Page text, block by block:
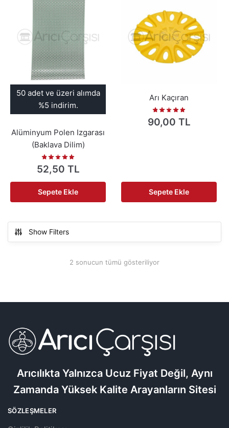
50 adet ve üzeri alımda
%5 indirim.
Alüminyum Polen Izgarası
(Baklava Dilim)
52,50 TL
Sepete Ekle
Arı Kaçıran
90,00 TL
Sepete Ekle
Show Filters
2 sonucun tümü gösteriliyor
Arıcılıkta Yalnızca Ucuz Fiyat Değil, Aynı
Zamanda Yüksek Kalite Arayanların Sitesi
SÖZLEŞMELER